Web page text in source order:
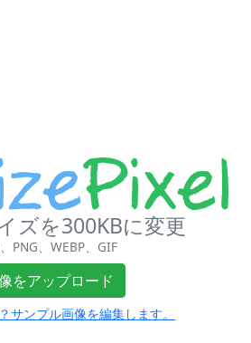
ズを300KBに変更
、PNG、WEBP、GIF
をアップロード
サンプル画像を編集します。